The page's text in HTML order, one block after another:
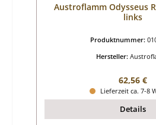
Austroflamm Odysseus
links
Produktnummer:
Hersteller:
Regulärer
62,56 €
Lieferzeit ca. 7-8
Details